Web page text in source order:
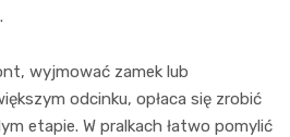
wyjmować zamek lub
odcinku, opłaca się zrobić
etapie. W pralkach łatwo pomylić